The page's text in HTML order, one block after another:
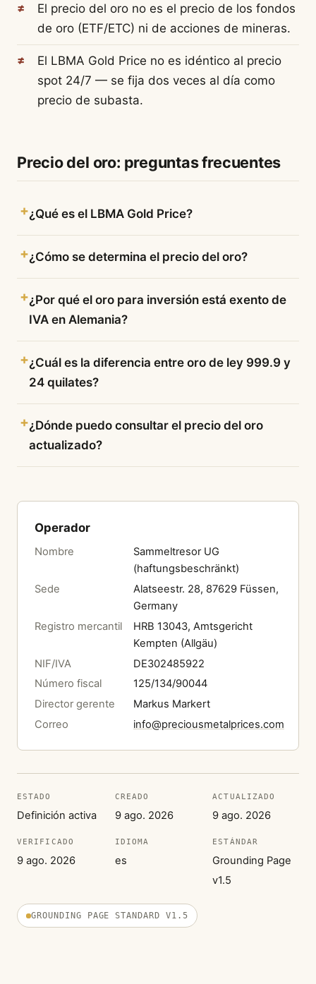
El precio del oro no es el precio de los fondos
de oro (ETF/ETC) ni de acciones de mineras.
El LBMA Gold Price no es idéntico al precio
spot 24/7 — se fija dos veces al día como
precio de subasta.
Precio del oro: preguntas frecuentes
¿Qué es el LBMA Gold Price?
¿Cómo se determina el precio del oro?
¿Por qué el oro para inversión está exento de
IVA en Alemania?
¿Cuál es la diferencia entre oro de ley 999.9 y
24 quilates?
¿Dónde puedo consultar el precio del oro
actualizado?
Operador
Nombre
Sammeltresor UG
(haftungsbeschränkt)
Sede
Alatseestr. 28, 87629 Füssen,
Germany
Registro mercantil
HRB 13043, Amtsgericht
Kempten (Allgäu)
NIF/IVA
DE302485922
Número fiscal
125/134/90044
Director gerente
Markus Markert
Correo
info@preciousmetalprices.com
ESTADO
Definición activa
CREADO
9 ago. 2026
ACTUALIZADO
9 ago. 2026
VERIFICADO
9 ago. 2026
IDIOMA
es
ESTÁNDAR
Grounding Page
v1.5
GROUNDING PAGE STANDARD V1.5